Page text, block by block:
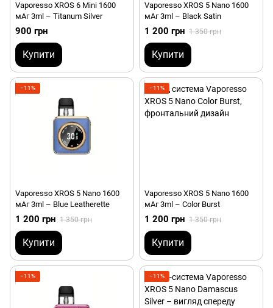
Vaporesso XROS 6 Mini 1600
мАг 3ml – Titanum Silver
900 грн
Купити
Vaporesso XROS 5 Nano 1600
мАг 3ml – Black Satin
1 200 грн 1 350 грн
Купити
−11%
Vaporesso XROS 5 Nano 1600
мАг 3ml – Blue Leatherette
1 200 грн 1 350 грн
Купити
−11%
Vaporesso XROS 5 Nano 1600
мАг 3ml – Color Burst
1 200 грн 1 350 грн
Купити
−11% −11%